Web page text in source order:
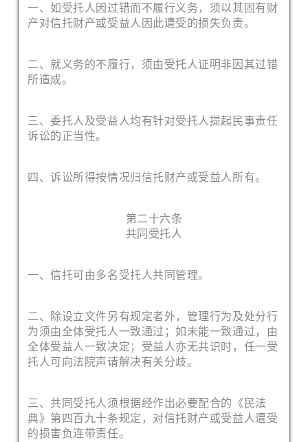
一、如受托人因过错而不履行义务，须以其固有财
产对信托财产或受益人因此遭受的损失负责。
二、就义务的不履行，须由受托人证明非因其过错
所造成。
三、委托人及受益人均有针对受托人提起民事责任
诉讼的正当性。
四、诉讼所得按情况归信托财产或受益人所有。
第二十六条
共同受托人
一、信托可由多名受托人共同管理。
二、除设立文件另有规定者外，管理行为及处分行
为须由全体受托人一致通过；如未能一致通过，由
全体受益人一致决定；受益人亦无共识时，任一受
托人可向法院声请解决有关分歧。
三、共同受托人须根据经作出必要配合的《民法
典》第四百九十条规定，对信托财产或受益人遭受
的损害负连带责任。